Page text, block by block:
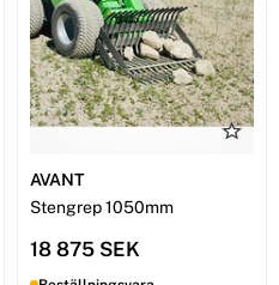
AVANT
Stengrep 1050mm
18 875 SEK